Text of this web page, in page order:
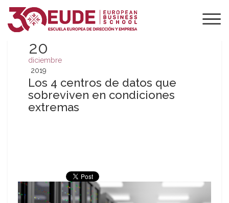
20
diciembre
2019
Los 4 centros de datos que
sobreviven en condiciones
extremas